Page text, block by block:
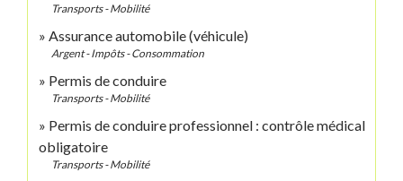
Transports - Mobilité
Assurance automobile (véhicule)
Argent - Impôts - Consommation
Permis de conduire
Transports - Mobilité
Permis de conduire professionnel : contrôle médical
obligatoire
Transports - Mobilité